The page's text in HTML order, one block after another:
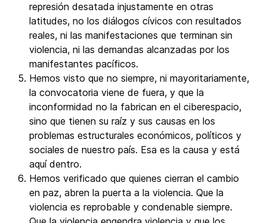
represión desatada injustamente en otras
latitudes, no los diálogos cívicos con resultados
reales, ni las manifestaciones que terminan sin
violencia, ni las demandas alcanzadas por los
manifestantes pacíficos.
Hemos visto que no siempre, ni mayoritariamente,
la convocatoria viene de fuera, y que la
inconformidad no la fabrican en el ciberespacio,
sino que tienen su raíz y sus causas en los
problemas estructurales económicos, políticos y
sociales de nuestro país. Esa es la causa y está
aquí dentro.
Hemos verificado que quienes cierran el cambio
en paz, abren la puerta a la violencia. Que la
violencia es reprobable y condenable siempre.